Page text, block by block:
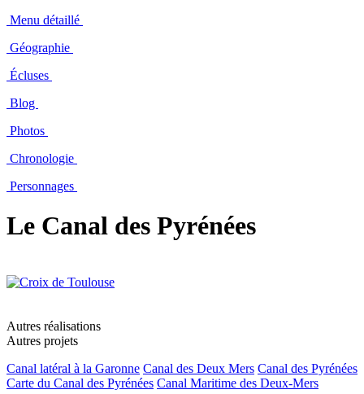
Menu détaillé
Géographie
Écluses
Blog
Photos
Chronologie
Personnages
Le Canal des Pyrénées
Autres réalisations
Autres projets
Canal latéral à la Garonne Canal des Deux Mers Canal des Pyrénées
Carte du Canal des Pyrénées Canal Maritime des Deux-Mers